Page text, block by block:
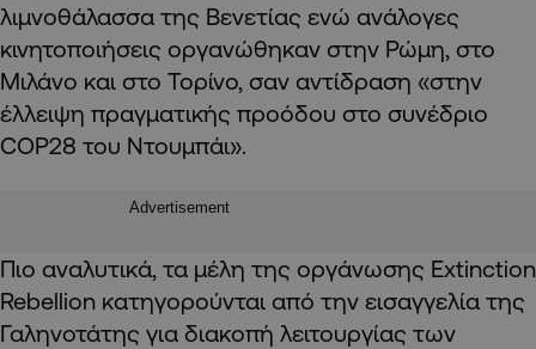
λιμνοθάλασσα της Βενετίας ενώ ανάλογες
κινητοποιήσεις οργανώθηκαν στην Ρώμη, στο
Μιλάνο και στο Τορίνο, σαν αντίδραση «στην
έλλειψη πραγματικής προόδου στο συνέδριο
COP28 του Ντουμπάι».
Advertisement
Πιο αναλυτικά, τα μέλη της οργάνωσης Extinction
Rebellion κατηγορούνται από την εισαγγελία της
Γαληνοτάτης για διακοπή λειτουργίας των